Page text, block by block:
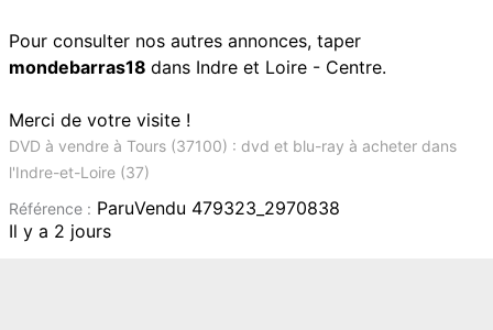
Pour consulter nos autres annonces, taper
mondebarras18 dans Indre et Loire - Centre.
Merci de votre visite !
DVD à vendre à Tours (37100) : dvd et blu-ray à acheter dans
l'Indre-et-Loire (37)
Référence : ParuVendu 479323_2970838
Il y a 2 jours